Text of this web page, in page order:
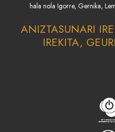
hala nola Igorre, Gernika,
ANIZTASUNARI
IREKITA,